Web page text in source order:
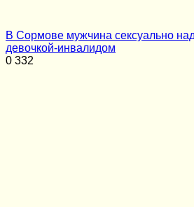
В Сормове мужчина сексуально
девочкой-инвалидом
0 332